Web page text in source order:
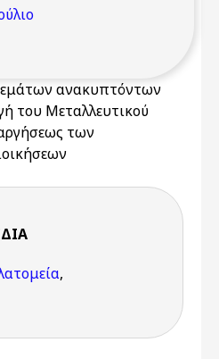
ανακυπτόντων
του Μεταλλευτικού
των
,